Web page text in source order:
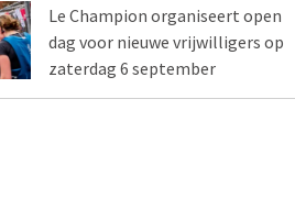
Le Champion organiseert open
dag voor nieuwe vrijwilligers op
zaterdag 6 september